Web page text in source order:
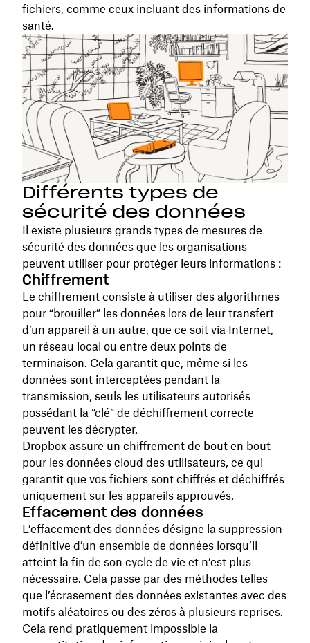
fichiers, comme ceux incluant des informations de
santé.
Différents types de
sécurité des données
Il existe plusieurs grands types de mesures de
sécurité des données que les organisations
peuvent utiliser pour protéger leurs informations :
Chiffrement
Le chiffrement consiste à utiliser des algorithmes
pour “brouiller” les données lors de leur transfert
d’un appareil à un autre, que ce soit via Internet,
un réseau local ou entre deux points de
terminaison. Cela garantit que, même si les
données sont interceptées pendant la
transmission, seuls les utilisateurs autorisés
possédant la “clé” de déchiffrement correcte
peuvent les décrypter.
Dropbox assure un chiffrement de bout en bout
pour les données cloud des utilisateurs, ce qui
garantit que vos fichiers sont chiffrés et déchiffrés
uniquement sur les appareils approuvés.
Effacement des données
L’effacement des données désigne la suppression
définitive d’un ensemble de données lorsqu’il
atteint la fin de son cycle de vie et n’est plus
nécessaire. Cela passe par des méthodes telles
que l’écrasement des données existantes avec des
motifs aléatoires ou des zéros à plusieurs reprises.
Cela rend pratiquement impossible la